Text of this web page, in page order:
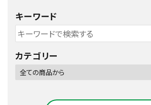
キーワード
カテゴリー